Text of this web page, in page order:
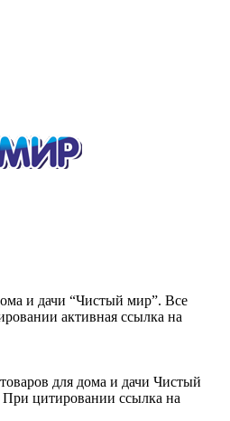
и дачи “Чистый мир”. Все
активная ссылка на
для дома и дачи Чистый
цитировании ссылка на